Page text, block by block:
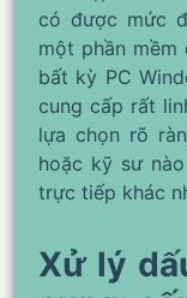
có được mức
một phần mềm
bất kỳ PC
cung cấp rất
lựa chọn rõ
hoặc kỹ sư
trực tiếp khác
Xử lý